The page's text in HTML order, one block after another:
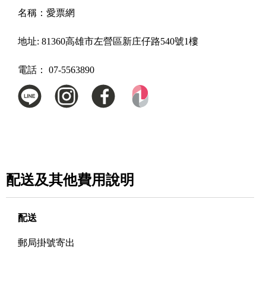
名稱： 愛票網
地址: 81360高雄市左營區新庄仔路540號1樓
電話： 07-5563890
配送及其他費用說明
配送
郵局掛號寄出